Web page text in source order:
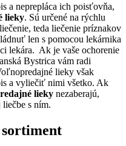
a neprepláca ich poisťovňa,
lieky. Sú určené na rýchlu
teda liečenie príznakov
len s pomocou lekárnika
lekára. Ak je vaše ochorenie
Bystrica vám radi
lieky však
a vyliečiť nimi všetko. Ak
lieky nezaberajú,
liečbe s ním.